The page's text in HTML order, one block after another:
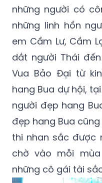
những người có
những linh hồn
em Cầm Lư, Cầm
dắt người Thái
Vua Bảo Đại từ
hang Bua dự hội,
người đẹp hang
đẹp hang Bua
thi nhan sắc được
chờ vào mỗi
những cô gái tài